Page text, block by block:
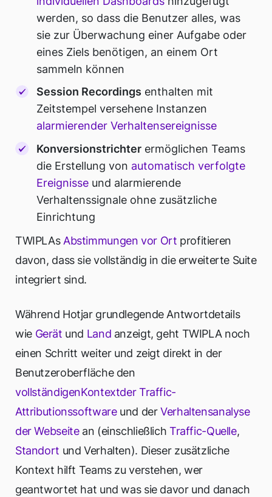
werden, so dass die Benutzer alles, was
sie zur Überwachung einer Aufgabe oder
eines Ziels benötigen, an einem Ort
sammeln können
Session Recordings enthalten mit
Zeitstempel versehene Instanzen
alarmierender Verhaltensereignisse
Konversionstrichter ermöglichen Teams
die Erstellung von automatisch verfolgte
Ereignisse und alarmierende
Verhaltenssignale ohne zusätzliche
Einrichtung
TWIPLAsAbstimmungen vor Ort profitieren
davon, dass sie vollständig in die erweiterte Suite
integriert sind.
Während Hotjar grundlegende Antwortdetails
wie Gerät und Land anzeigt, geht TWIPLA noch
einen Schritt weiter und zeigt direkt in der
Benutzeroberfläche den
vollständigenKontextder Traffic-
Attributionssoftwareund derVerhaltensanalyse
der Webseitean (einschließlich Traffic-Quelle,
Standort und Verhalten). Dieser zusätzliche
Kontext hilft Teams zu verstehen, wer
geantwortet hat und was sie davor und danach